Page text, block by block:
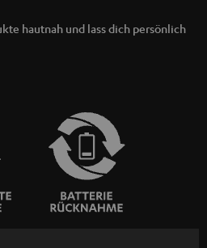
hautnah und lass dich persönlich